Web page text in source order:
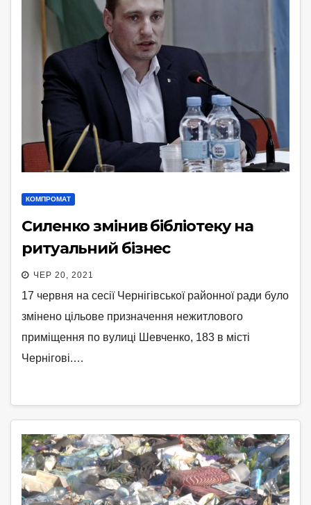
КОМПРОМАТ
Силенко змінив бібліотеку на
ритуальний бізнес
ЧЕР 20, 2021
17 червня на сесії Чернігівської районної ради було
змінено цільове призначення нежитлового
приміщення по вулиці Шевченко, 183 в місті
Чернігові.…